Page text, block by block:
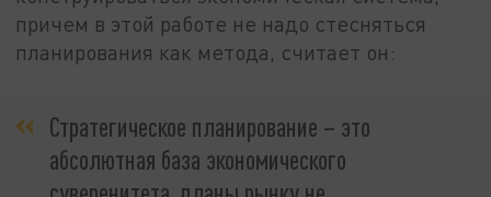
причем в этой работе не надо стесняться
планирования как метода, считает он:
Стратегическое планирование – это
абсолютная база экономического